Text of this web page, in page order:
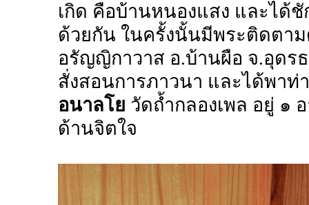
เกิด คือบ้านหนองแสง และได้
ด้วยกัน ในครั้งนั้นมีพระติดตา
อรัญญิกาวาส อ.บ้านผือ จ.อุดร
สั่งสอนการภาวนา และได้พา
อนาลโย วัดถ้ำกลองเพล อยู่ ๑
ด้านจิตใจ